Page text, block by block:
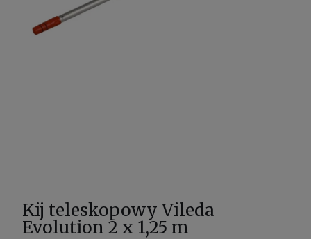
Kij teleskopowy Vileda
Evolution 2 x 1,25 m